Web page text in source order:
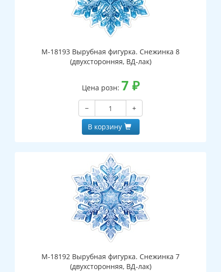
М-18193 Вырубная фигурка. Снежинка 8
(двухсторонняя, ВД-лак)
Цена розн: 7 ₽
−
+
В корзину
М-18192 Вырубная фигурка. Снежинка 7
(двухсторонняя, ВД-лак)